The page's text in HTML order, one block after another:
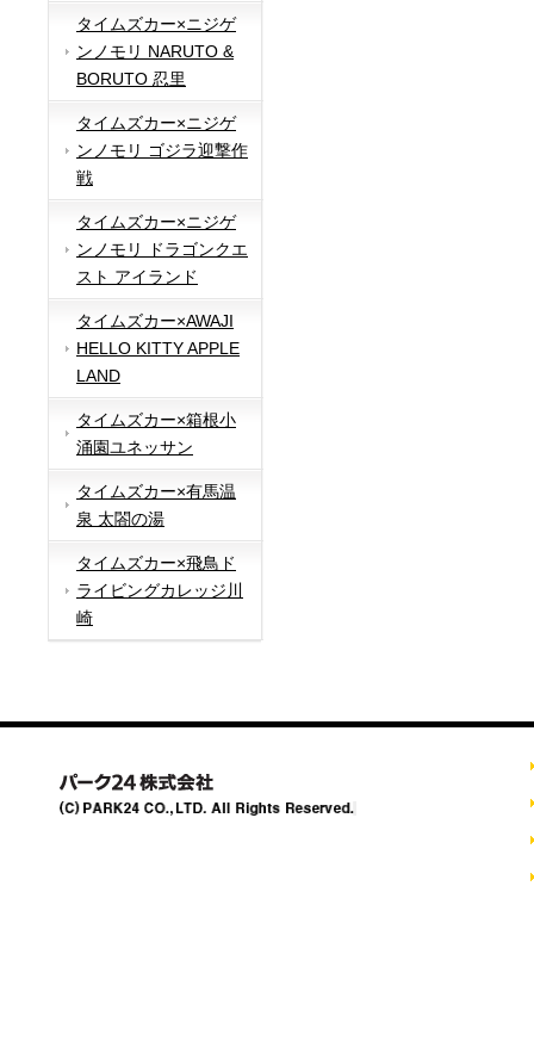
タイムズカー×ニジゲ
ンノモリ NARUTO &
BORUTO 忍里
タイムズカー×ニジゲ
ンノモリ ゴジラ迎撃作
戦
タイムズカー×ニジゲ
ンノモリ ドラゴンクエ
スト アイランド
タイムズカー×AWAJI
HELLO KITTY APPLE
LAND
タイムズカー×箱根小
涌園ユネッサン
タイムズカー×有馬温
泉 太閤の湯
タイムズカー×飛鳥ド
ライビングカレッジ川
崎